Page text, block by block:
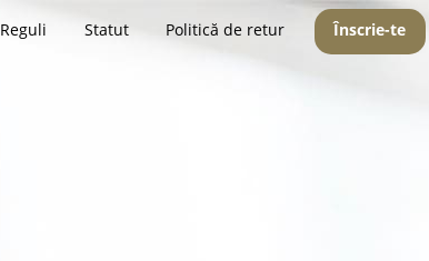
Reguli Statut Politică de retur Înscrie-te